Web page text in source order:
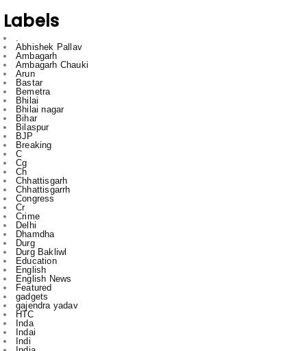
Labels
.
Abhishek Pallav
Ambagarh
Ambagarh Chauki
Arun
Bastar
Bemetra
Bhilai
Bhilai nagar
Bihar
Bilaspur
BJP
Breaking
C
Cg
Ch
Chhattisgarh
Chhattisgarrh
Congress
Cr
Crime
Delhi
Dhamdha
Durg
Durg Bakliwl
Education
English
English News
Featured
gadgets
gajendra yadav
HTC
Inda
Indai
Indi